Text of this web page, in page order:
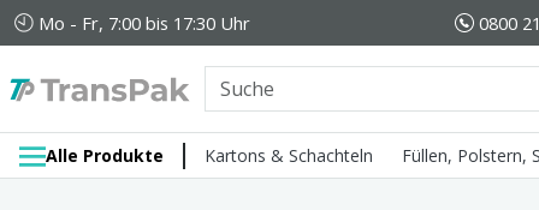
Mo - Fr, 7:00 bis 17:30 Uhr 0800
Alle Produkte Kartons & Schachteln Füllen, Polstern,